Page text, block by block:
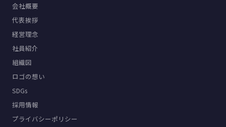
会社概要
代表挨拶
経営理念
社員紹介
組織図
ロゴの想い
SDGs
採用情報
プライバシーポリシー